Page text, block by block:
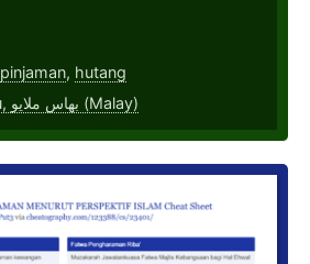
pinjaman, hutang
bahasa Melayu, بهاس ملايو‎ (Malay)